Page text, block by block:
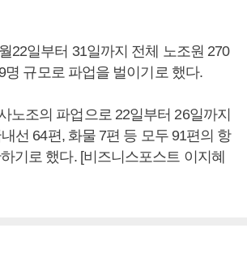
22일부터 31일까지 전체 노조원 270
명 규모로 파업을 벌이기로 했다.
노조의 파업으로 22일부터 26일까지
선 64편, 화물 7편 등 모두 91편의 항
기로 했다. [비즈니스포스트 이지혜